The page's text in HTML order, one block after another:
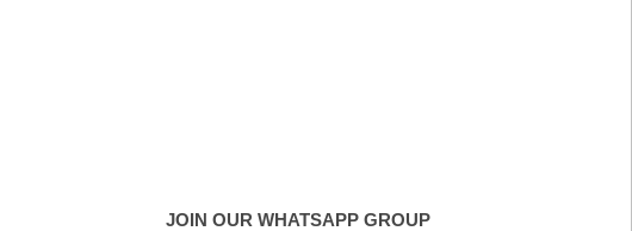
JOIN OUR WHATSAPP GROUP